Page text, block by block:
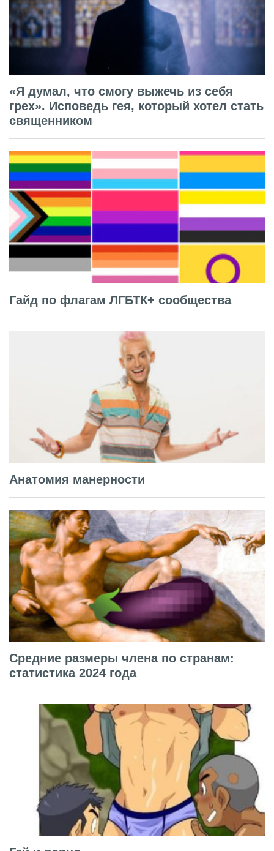
«Я думал, что смогу выжечь из себя
грех». Исповедь гея, который хотел стать
священником
Гайд по флагам ЛГБТК+ сообщества
Анатомия манерности
Средние размеры члена по странам:
статистика 2024 года